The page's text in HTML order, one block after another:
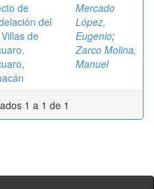
de
del
de
Mercado
López,
Eugenio;
Zarco Molina,
Manuel
1 a 1 de 1